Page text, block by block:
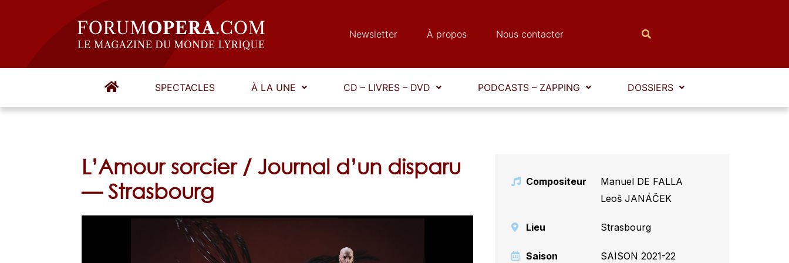
Newsletter À propos Nous contacter
SPECTACLES À LA UNE CD – LIVRES – DVD PODCASTS – ZAPPING DOSSIERS
L’Amour sorcier / Journal d’un disparu
— Strasbourg
Compositeur Manuel DE FALLA
Leoš JANÁČEK
Lieu Strasbourg
Saison SAISON 2021-22